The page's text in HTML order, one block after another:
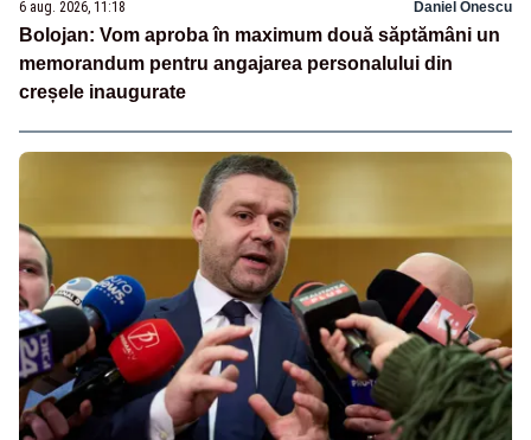
6 aug. 2026, 11:18 Daniel Onescu
Bolojan: Vom aproba în maximum două săptămâni un
memorandum pentru angajarea personalului din
creșele inaugurate